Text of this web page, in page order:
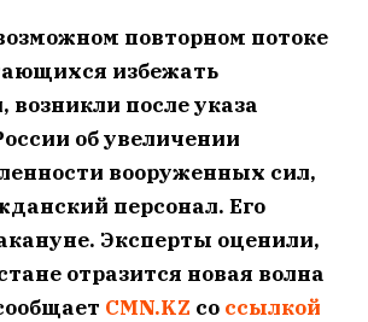
повторном потоке
избежать
возникли после указа
об увеличении
вооруженных сил,
персонал. Его
Эксперты оценили,
отразится новая волна
CMN.KZ со ссылкой